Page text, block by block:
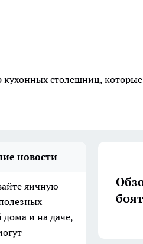
кухонных столешниц,
новости
яичную
и на даче,